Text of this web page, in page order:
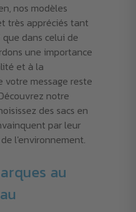
nos modèles
très appréciés tant
dans celui de
une importance
et à la
message reste
notre
des sacs en
par leur
l'environnement.
au